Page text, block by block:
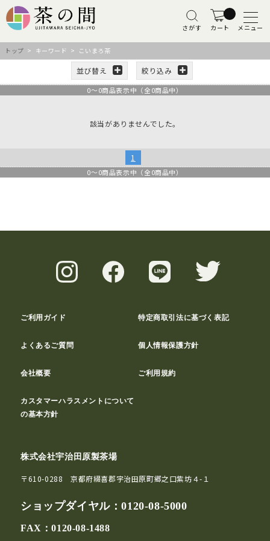
さがす カート メニュー
トップ > キーワード > こいまろ茶
並び替え 絞り込み
0～0商品表示中（全0商品中）
該当がありませんでした。
1
0～0商品表示中（全0商品中）
ご利用ガイド 特定商取引法に基づく表記
よくあるご質問 個人情報保護方針
会社概要 ご利用規約
カスタマーハラスメントについて
の基本方針
株式会社宇治田原製茶場
〒610-0288 京都府綴喜郡宇治田原町郷之口紫坊４-１
ショップダイヤル：0120-08-5000
FAX：0120-08-1488